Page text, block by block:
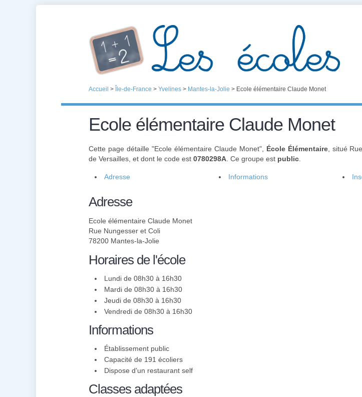
Accueil > Île-de-France > Yvelines > Mantes-la-Jolie > Ecole élémentaire Claude Monet
Ecole élémentaire Claude Monet
Cette page détaille "Ecole élémentaire Claude Monet", École Élémentaire, situé
de Versailles, et dont le code est 0780298A . Ce groupe est public
Adresse Informations
Adresse
Ecole élémentaire Claude Monet
Rue Nungesser et Coli
78200 Mantes-la-Jolie
Horaires de l'école
Lundi de 08h30 à 16h30
Mardi de 08h30 à 16h30
Jeudi de 08h30 à 16h30
Vendredi de 08h30 à 16h30
Informations
Établissement public
Capacité de 191 écoliers
Dispose d'un restaurant self
Classes adaptées